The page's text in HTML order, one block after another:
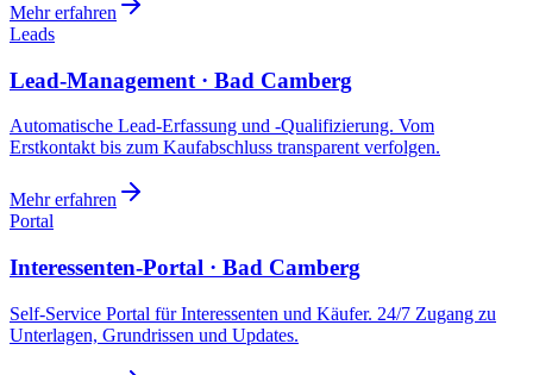
Mehr erfahren
Leads
Lead-Management · Bad Camberg
Automatische Lead-Erfassung und -Qualifizierung. Vom
Erstkontakt bis zum Kaufabschluss transparent verfolgen.
Mehr erfahren
Portal
Interessenten-Portal · Bad Camberg
Self-Service Portal für Interessenten und Käufer. 24/7 Zugang zu
Unterlagen, Grundrissen und Updates.